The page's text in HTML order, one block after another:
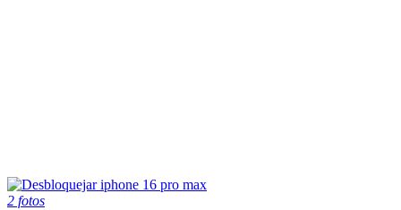
2 fotos